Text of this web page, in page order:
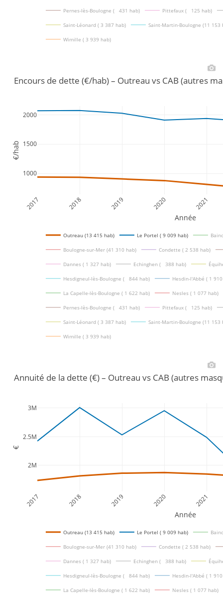
Pernes-lès-Boulogne (   431 hab) Pittefaux (   125 hab)
Saint-Léonard ( 3 387 hab) Saint-Martin-Boulogne (11 153
Wimille ( 3 939 hab)
2017 2018 2019 2020 2021
1000
1500
2000
Outreau (13 415 hab) Le Portel ( 9 009 hab)
Boulogne-sur-Mer (41 310 hab) Condette ( 2 538 hab)
Dannes ( 1 327 hab) Echinghen (   388 hab)
Hesdigneul-lès-Boulogne (   844 hab) Hesdin-l'Abbé ( 1
La Capelle-lès-Boulogne ( 1 622 hab) Nesles ( 1 077 hab)
Pernes-lès-Boulogne (   431 hab) Pittefaux (   125 hab)
Saint-Léonard ( 3 387 hab) Saint-Martin-Boulogne (11 153
Wimille ( 3 939 hab)
Encours de dette (€/hab) – Outreau vs CAB (autres
Année
€/hab
2017 2018 2019 2020 2021
2M
2.5M
3M
Outreau (13 415 hab) Le Portel ( 9 009 hab)
Boulogne-sur-Mer (41 310 hab) Condette ( 2 538 hab)
Dannes ( 1 327 hab) Echinghen (   388 hab)
Hesdigneul-lès-Boulogne (   844 hab) Hesdin-l'Abbé ( 1
La Capelle-lès-Boulogne ( 1 622 hab) Nesles ( 1 077 hab)
Annuité de la dette (€) – Outreau vs CAB (autres
Année
€